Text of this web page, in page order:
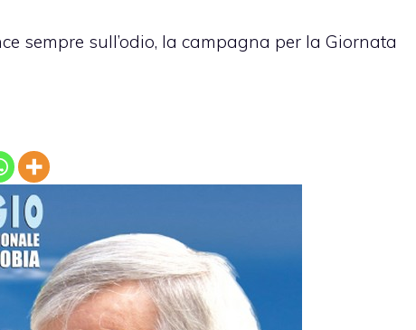
sempre sull’odio, la campagna per la Giornata